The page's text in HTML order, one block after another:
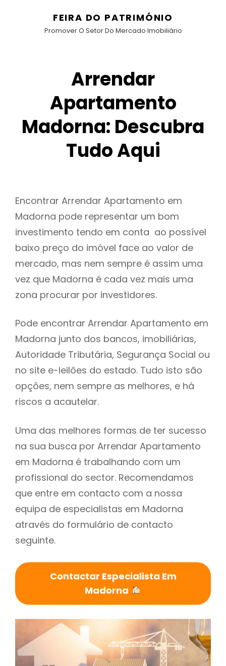
FEIRA DO PATRIMÓNIO
Promover O Setor Do Mercado Imobiliário
Arrendar
Apartamento
Madorna: Descubra
Tudo Aqui
Encontrar Arrendar Apartamento em
Madorna pode representar um bom
investimento tendo em conta ao possível
baixo preço do imóvel face ao valor de
mercado, mas nem sempre é assim uma
vez que Madorna é cada vez mais uma
zona procurar por investidores.
Pode encontrar Arrendar Apartamento em
Madorna junto dos bancos, imobiliárias,
Autoridade Tributária, Segurança Social ou
no site e-leilões do estado. Tudo isto são
opções, nem sempre as melhores, e há
riscos a acautelar.
Uma das melhores formas de ter sucesso
na sua busca por Arrendar Apartamento
em Madorna é trabalhando com um
profissional do sector. Recomendamos
que entre em contacto com a nossa
equipa de especialistas em Madorna
através do formulário de contacto
seguinte.
Contactar Especialista Em
Madorna